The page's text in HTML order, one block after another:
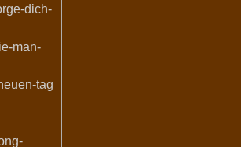
dich-
man-
tag